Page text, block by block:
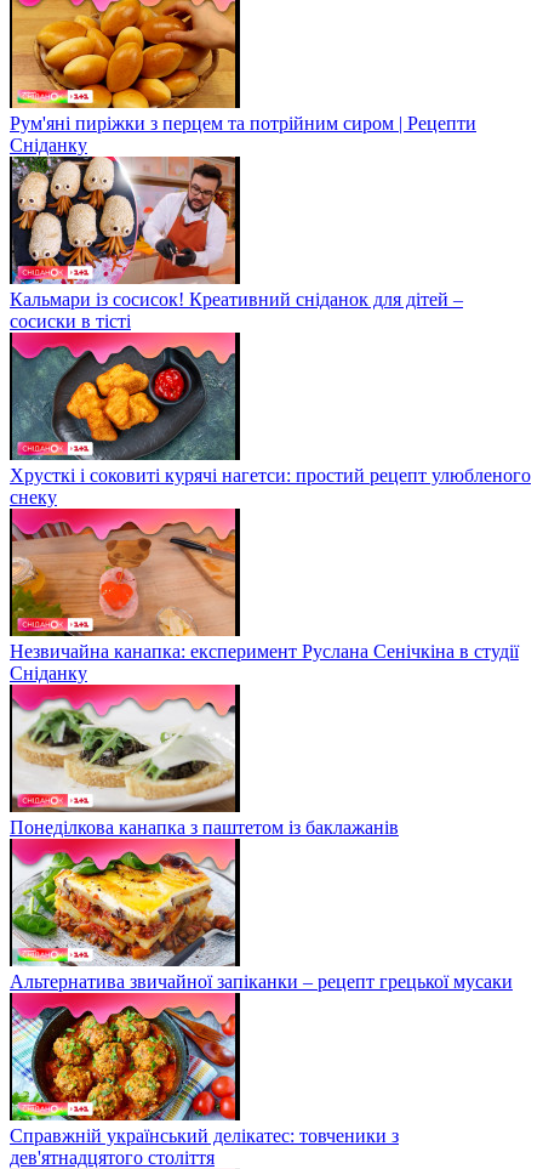
Рум'яні пиріжки з перцем та потрійним сиром | Рецепти
Сніданку
Кальмари із сосисок! Креативний сніданок для дітей –
сосиски в тісті
Хрусткі і соковиті курячі нагетси: простий рецепт улюбленого
снеку
Незвичайна канапка: експеримент Руслана Сенічкіна в студії
Сніданку
Понеділкова канапка з паштетом із баклажанів
Альтернатива звичайної запіканки – рецепт грецької мусаки
Справжній український делікатес: товченики з
дев'ятнадцятого століття